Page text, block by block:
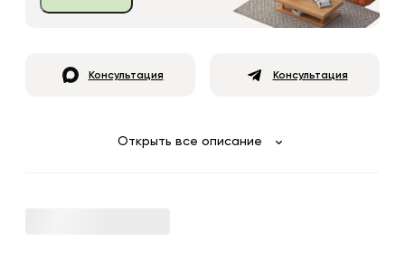
Консультация Консультация
Открыть все описание